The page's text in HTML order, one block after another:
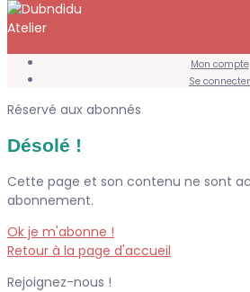
Mon compte
Se connecter
Réservé aux abonnés
Désolé !
Cette page et son contenu ne sont
abonnement.
Ok je m'abonne !
Retour à la page d'accueil
Rejoignez-nous !